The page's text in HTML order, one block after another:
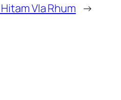
Vla Rhum →